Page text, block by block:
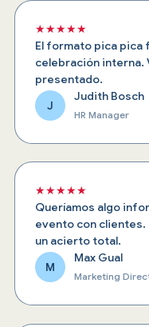
★★★★★
El formato pica
celebración interna.
presentado.
J
Judith Bosch
HR Manager
★★★★★
Queríamos algo
evento con clientes.
un acierto total.
M
Max Gual
Marketing